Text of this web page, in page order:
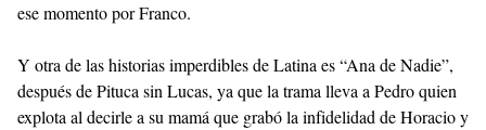
ese momento por Franco.
Y otra de las historias imperdibles de Latina es “Ana de Nadie”,
después de Pituca sin Lucas, ya que la trama lleva a Pedro quien
explota al decirle a su mamá que grabó la infidelidad de Horacio y